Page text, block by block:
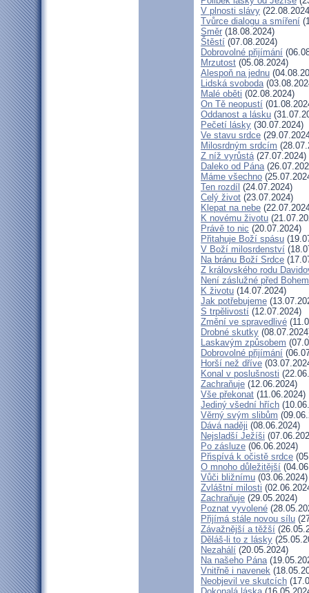
V plnosti slávy
Tvůrce dialogu a smíření
Směr (18.08.2024)
Štěstí (07.08.2024)
Dobrovolné přijímání
Mrzutost (05.08.2024)
Alespoň na jednu
Lidská svoboda
Malé oběti (02.08.2024)
On Tě neopustí
Oddanost a lásku
Pečetí lásky (30.07.2024)
Ve stavu srdce
Milosrdným srdcím
Z níž vyrůstá(27.07.2024)
Daleko od Pána
Máme všechno
Ten rozdíl (24.07.2024)
Celý život (23.07.2024)
Klepat na nebe
K novému životu
Právě to nic (20.07.2024)
Přitahuje Boží spásu
V Boží milosrdenství
Na bránu Boží Srdce
Z královského rodu
Není záslužné před Bohem
K životu (14.07.2024)
Jak potřebujeme
S trpělivostí (12.07.2024)
Změní ve spravedlivé
Drobné skutky
Laskavým způsobem
Dobrovolné přijímání
Horší než dříve
Konal v poslušnosti
Zachraňuje (12.06.2024)
Vše překonat (11.06.2024)
Jediný všední hřích
Věrný svým slibům
Dává naději (08.06.2024)
Nejsladší Ježíši
Po zásluze (06.06.2024)
Přispívá k očistě srdce
O mnoho důležitější
Vůči bližnímu (03.06.2024)
Zvláštní milosti
Zachraňuje (29.05.2024)
Poznat vyvolené
Přijímá stále novou sílu
Závažnější a těžší
Děláš-li to z lásky
Nezahálí (20.05.2024)
Na našeho Pána
Vnitřně i navenek
Neobjevil ve skutcích